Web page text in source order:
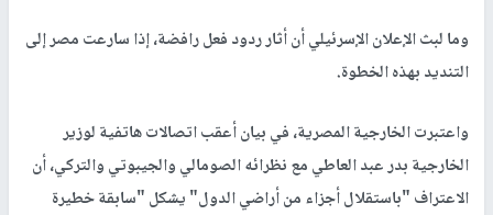
وما لبث الإعلان الإسرئيلي أن أثار ردود فعل رافضة، إذا سارعت مصر إلى
التنديد بهذه الخطوة.
واعتبرت الخارجية المصرية، في بيان أعقب اتصالات هاتفية لوزير
الخارجية بدر عبد العاطي مع نظرائه الصومالي والجيبوتي والتركي، أن
الاعتراف "باستقلال أجزاء من أراضي الدول" يشكل "سابقة خطيرة